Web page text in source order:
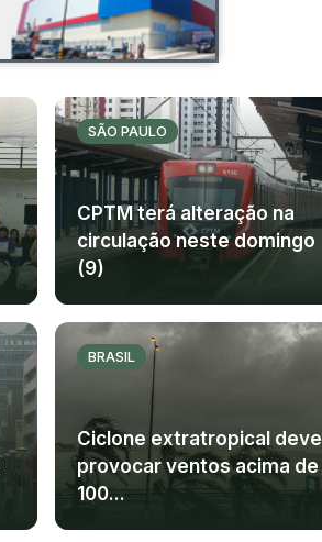
SÃO PAULO
CPTM terá alteração na
circulação neste domingo
(9)
BRASIL
Ciclone extratropical deve
provocar ventos acima de
100...